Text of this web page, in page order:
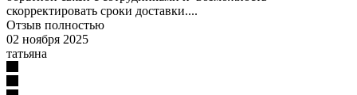
скорректировать сроки доставки....
Отзыв полностью
02 ноября 2025
татьяна